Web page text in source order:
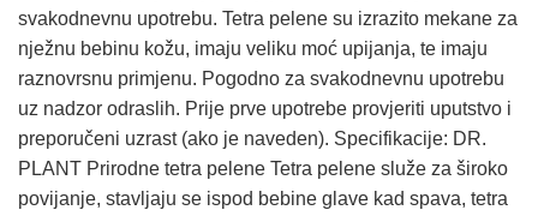
svakodnevnu upotrebu. Tetra pelene su izrazito mekane za
nježnu bebinu kožu, imaju veliku moć upijanja, te imaju
raznovrsnu primjenu. Pogodno za svakodnevnu upotrebu
uz nadzor odraslih. Prije prve upotrebe provjeriti uputstvo i
preporučeni uzrast (ako je naveden). Specifikacije: DR.
PLANT Prirodne tetra pelene Tetra pelene služe za široko
povijanje, stavljaju se ispod bebine glave kad spava, tetra